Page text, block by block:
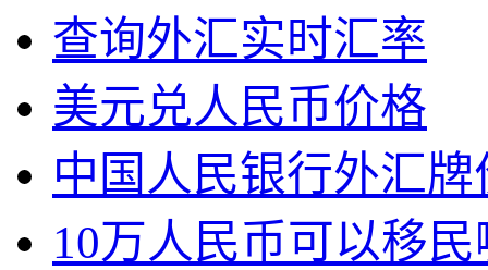
查询外汇实时汇率
美元兑人民币价格
中国人民银行外汇牌
10万人民币可以移